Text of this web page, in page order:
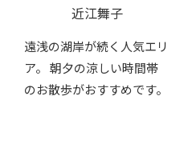
近江舞子
遠浅の湖岸が続く人気エリ
ア。 朝夕の涼しい時間帯
のお散歩がおすすめです。